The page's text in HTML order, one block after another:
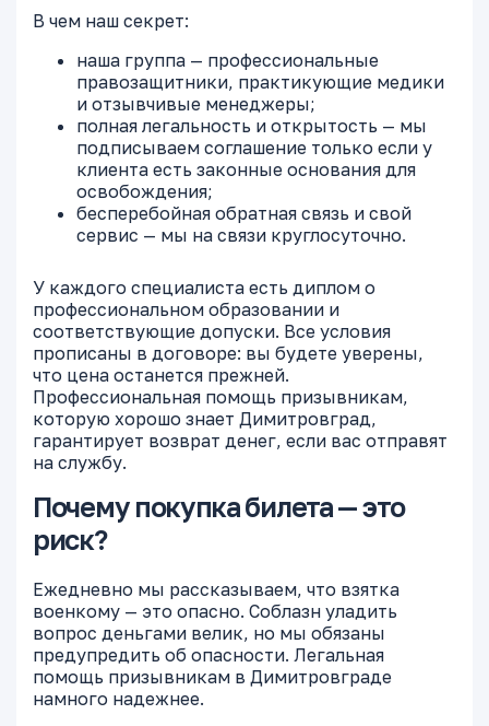
В чем наш секрет:
наша группа — профессиональные
правозащитники, практикующие медики
и отзывчивые менеджеры;
полная легальность и открытость — мы
подписываем соглашение только если у
клиента есть законные основания для
освобождения;
бесперебойная обратная связь и свой
сервис — мы на связи круглосуточно.
У каждого специалиста есть диплом о
профессиональном образовании и
соответствующие допуски. Все условия
прописаны в договоре: вы будете уверены,
что цена останется прежней.
Профессиональная помощь призывникам,
которую хорошо знает Димитровград,
гарантирует возврат денег, если вас отправят
на службу.
Почему покупка билета — это
риск?
Ежедневно мы рассказываем, что взятка
военкому — это опасно. Соблазн уладить
вопрос деньгами велик, но мы обязаны
предупредить об опасности. Легальная
помощь призывникам в Димитровграде
намного надежнее.